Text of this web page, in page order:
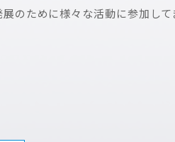
のために様々な活動に参加して